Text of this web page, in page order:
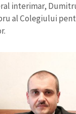
interimar,
al Colegiului